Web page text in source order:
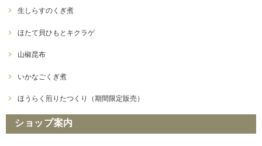
生しらすのくぎ煮
ほたて貝ひもとキクラゲ
山椒昆布
いかなごくぎ煮
ほうらく煎りたつくり（期間限定販売）
ショップ案内